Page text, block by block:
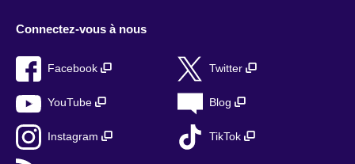
Connectez-vous à nous
Facebook Twitter
YouTube Blog
Instagram TikTok